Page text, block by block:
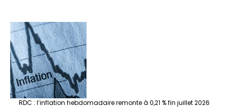
RDC : l’inflation hebdomadaire remonte à 0,21 % fin juillet 2026